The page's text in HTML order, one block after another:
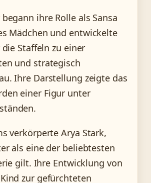
ihre Rolle als Sansa
Mädchen und entwickelte
Staffeln zu einer
und strategisch
Ihre Darstellung zeigte das
einer Figur unter
verkörperte Arya Stark,
als eine der beliebtesten
gilt. Ihre Entwicklung von
zur gefürchteten